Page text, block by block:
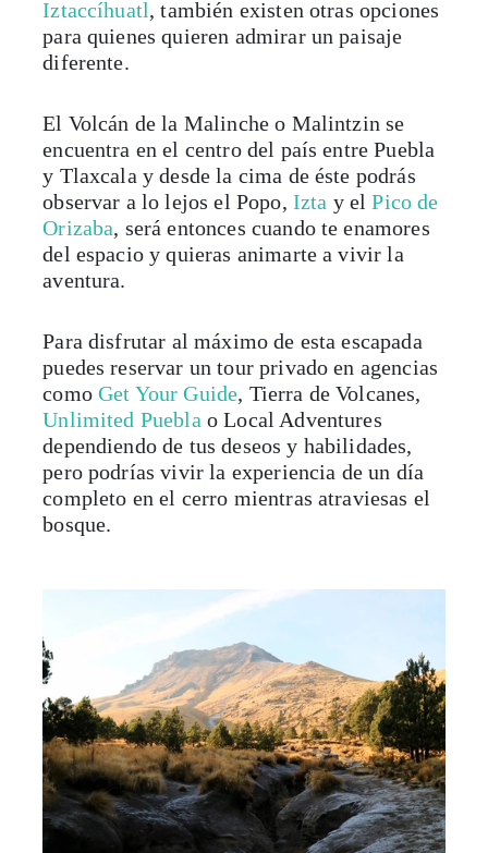
Iztaccíhuatl, también existen otras opciones
para quienes quieren admirar un paisaje
diferente.
El Volcán de la Malinche o Malintzin se
encuentra en el centro del país entre Puebla
y Tlaxcala y desde la cima de éste podrás
observar a lo lejos el Popo, Izta y elPico de
Orizaba, será entonces cuando te enamores
del espacio y quieras animarte a vivir la
aventura.
Para disfrutar al máximo de esta escapada
puedes reservar un tour privado en agencias
como Get Your Guide, Tierra de Volcanes,
Unlimited Puebla o Local Adventures
dependiendo de tus deseos y habilidades,
pero podrías vivir la experiencia de un día
completo en el cerro mientras atraviesas el
bosque.